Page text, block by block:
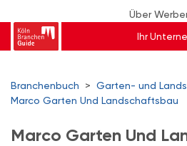
Über
Ihr
Branchenbuch > Garten- und
Marco Garten Und Landschaftsbau
Marco Garten Und